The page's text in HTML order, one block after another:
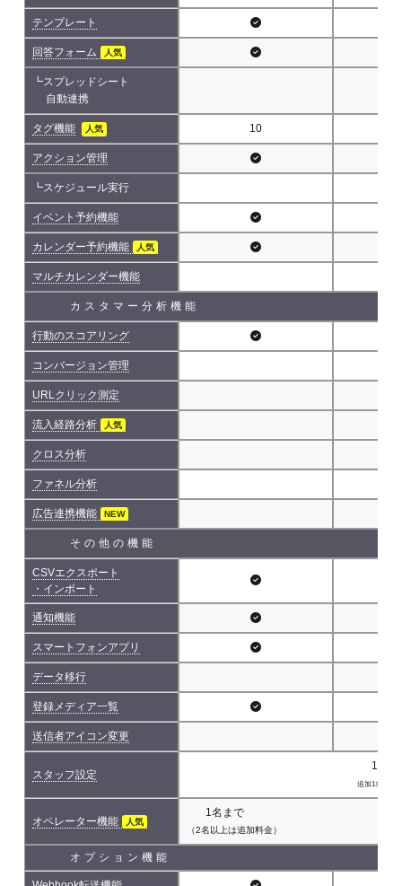
テンプレート
回答フォーム 人気
┗スプレッドシート
自動連携
タグ機能 人気 10
アクション管理
┗スケジュール実行
イベント予約機能
カレンダー予約機能 人気
マルチカレンダー機能
カスタマー分析機能
行動のスコアリング
コンバージョン管理
URLクリック測定
流入経路分析 人気
クロス分析
ファネル分析
広告連携機能 NEW
その他の機能
CSVエクスポート
・インポート
通知機能
スマートフォンアプリ
データ移行
登録メディア一覧
送信者アイコン変更
スタッフ設定
1名(
追加1名につ
オペレーター機能 人気
1名まで
（2名以上は追加料金）
オプション機能